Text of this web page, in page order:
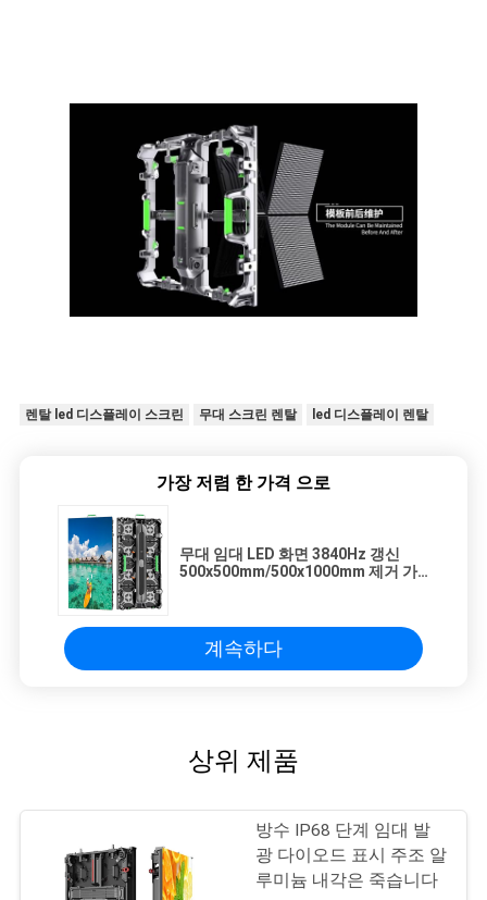
렌탈 led 디스플레이 스크린 무대 스크린 렌탈 led 디스플레이 렌탈
가장 저렴 한 가격 으로
무대 임대 LED 화면 3840Hz 갱신
500x500mm/500x1000mm 제거 가
계속하다
상위 제품
방수 IP68 단계 임대 발
광 다이오드 표시 주조 알
루미늄 내각은 죽습니다